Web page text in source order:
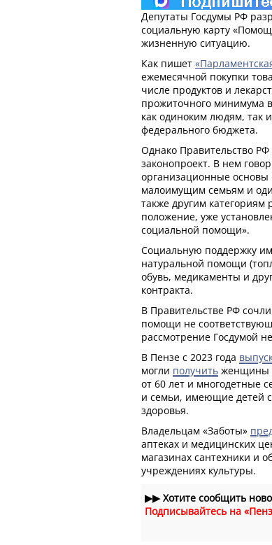
Депутаты Госдумы РФ
социальную карту
жизненную ситуацию.
Как пишет
ежемесячной покупки
числе продуктов и
прожиточного минимума
как одиноким людям, так
федерального бюджета.
Однако Правительство
законопроект. В нем
организационные
малоимущим семьям и
также другим
положение, уже
социальной помощи».
Социальную поддержку
натуральной помощи
обувь, медикаменты и
контракта.
В Правительстве РФ
помощи не
рассмотрение Госдумой
В Пензе с 2023 года
могли получить женщины
от 60 лет и многодетные
и семьи, имеющие детей
здоровья.
Владельцам «Заботы»
аптеках и медицинских
магазинах сантехники и
учреждениях культуры.
▶▶Хотите сообщить
Подписывайтесь на